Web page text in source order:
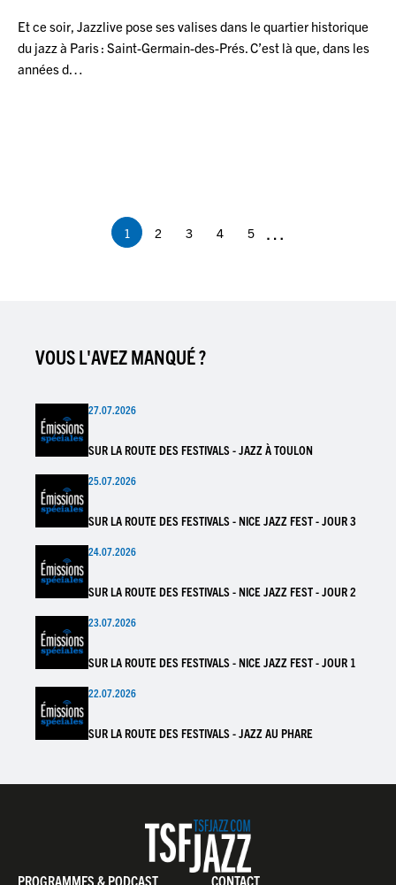
Et ce soir, Jazzlive pose ses valises dans le quartier historique
du jazz à Paris : Saint-Germain-des-Prés. C’est là que, dans les
années d…
Page
courante
1 Page
2 Page
3 Page
4 Page
5 …
VOUS L'AVEZ MANQUÉ ?
27.07.2026
SUR LA ROUTE DES FESTIVALS - JAZZ À TOULON
25.07.2026
SUR LA ROUTE DES FESTIVALS - NICE JAZZ FEST - JOUR 3
24.07.2026
SUR LA ROUTE DES FESTIVALS - NICE JAZZ FEST - JOUR 2
23.07.2026
SUR LA ROUTE DES FESTIVALS - NICE JAZZ FEST - JOUR 1
22.07.2026
SUR LA ROUTE DES FESTIVALS - JAZZ AU PHARE
PROGRAMMES & PODCAST CONTACT